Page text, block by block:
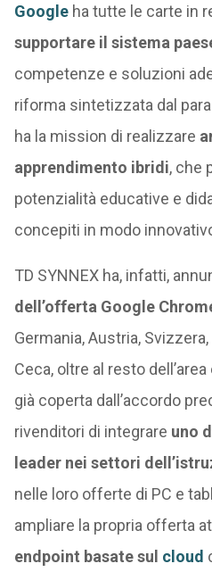
Googleha tutte le carte in
supportare il sistema
competenze e soluzioni
riforma sintetizzata dal
ha la mission di realizzare
apprendimento ibridi, che
potenzialità educative e
concepiti in modo
TD SYNNEX ha, infatti,
dell’offerta Google
Germania, Austria,
Ceca, oltre al resto
già coperta dall’accordo
rivenditori di integrare uno
leader nei settori
nelle loro offerte di PC e
ampliare la propria offerta
endpoint basate sul cloud